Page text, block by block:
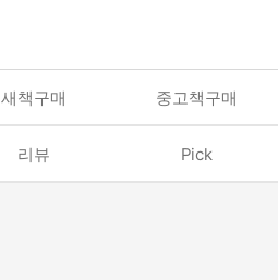
새책구매 중고책구매
리뷰 Pick